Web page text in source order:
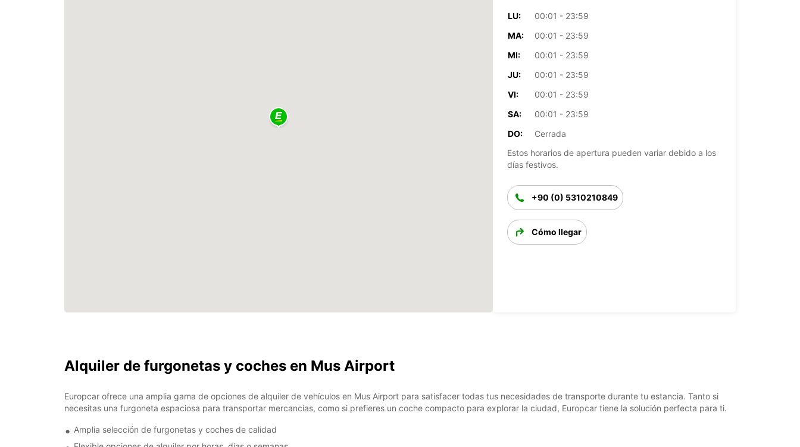
LU:
00:01 - 23:59
MA:
00:01 - 23:59
MI:
00:01 - 23:59
JU:
00:01 - 23:59
VI:
00:01 - 23:59
SA:
00:01 - 23:59
DO:
Cerrada
Estos horarios de apertura pueden variar debido a los
días festivos.
+90 (0) 5310210849
Cómo llegar
Alquiler de furgonetas y coches en Mus Airport
Europcar ofrece una amplia gama de opciones de alquiler de vehículos en Mus Airport para satisfacer todas tus necesidades de transporte durante tu estancia. Tanto si
necesitas una furgoneta espaciosa para transportar mercancías, como si prefieres un coche compacto para explorar la ciudad, Europcar tiene la solución perfecta para ti.
Amplia selección de furgonetas y coches de calidad